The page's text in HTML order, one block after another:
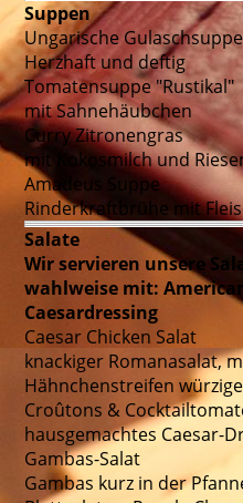
Suppen
Ungarische Gulaschsuppe
Herzhaft und deftig
Tomatensuppe "Rustikal"
mit Sahnehäubchen
Curry Zitronengras
mit Kokosmilch und
Amadeus Suppe
Rinderkraftbrühe mit
Salate
Wir servieren unsere
wahlweise mit:
Caesardressing
Caesar Chicken Salat
knackiger Romanasalat,
Hähnchenstreifen
Croûtons &
hausgemachtes Caesar-
Gambas-Salat
Gambas kurz in der